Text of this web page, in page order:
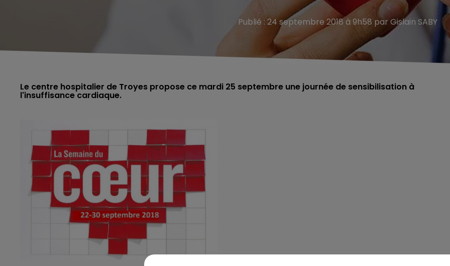
LE BEST OF DE LA FAMILLE
CHAMPAGNE FM
LA FAMILLE
Publié : 24 septembre 2018 à 9h58 par Gislain SABY
Le centre hospitalier de Troyes propose ce mardi 25 septembre une journée de sensibilisation à
l'insuffisance cardiaque.